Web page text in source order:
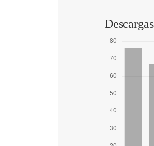
Descargas